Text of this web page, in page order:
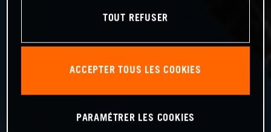
TOUT REFUSER
ACCEPTER TOUS LES COOKIES
PARAMÉTRER LES COOKIES